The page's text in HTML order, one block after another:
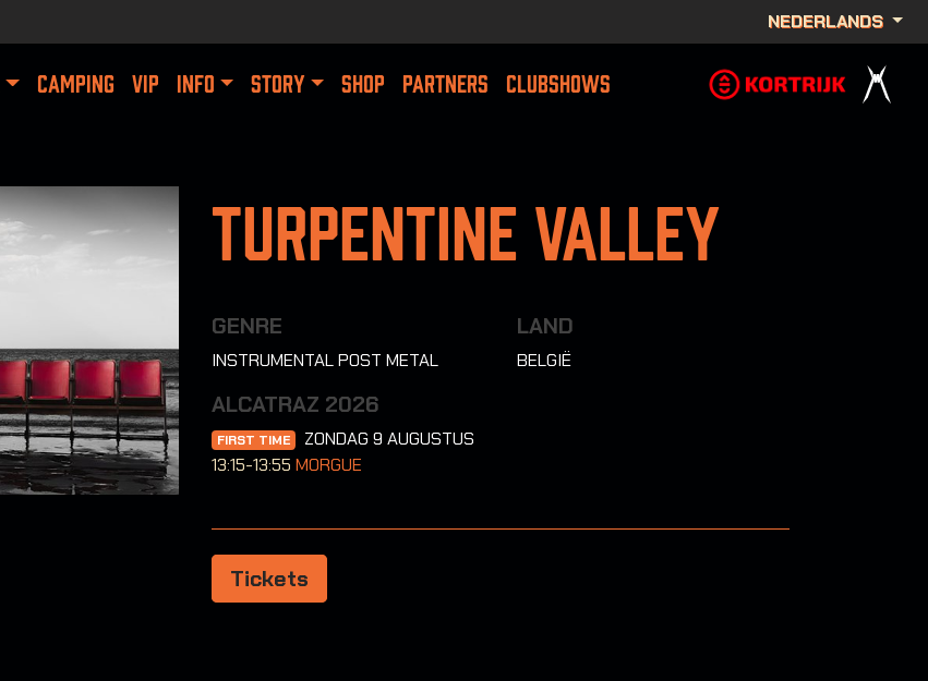
NEDERLANDS
CAMPING VIP INFO STORY SHOP PARTNERS CLUBSHOWS
Turpentine Valley
GENRE
INSTRUMENTAL POST METAL
LAND
BELGIË
ALCATRAZ 2026
FIRST TIME
ZONDAG 9 AUGUSTUS
13:15-13:55 MORGUE
Tickets